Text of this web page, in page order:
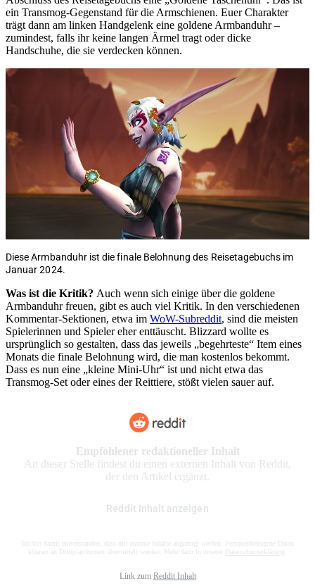
ein Transmog-Gegenstand für die Armschienen. Euer Charakter
trägt dann am linken Handgelenk eine goldene Armbanduhr –
zumindest, falls ihr keine langen Ärmel tragt oder dicke
Handschuhe, die sie verdecken können.
Diese Armbanduhr ist die finale Belohnung des Reisetagebuchs im
Januar 2024.
Was ist die Kritik? Auch wenn sich einige über die goldene
Armbanduhr freuen, gibt es auch viel Kritik. In den verschiedenen
Kommentar-Sektionen, etwa im WoW-Subreddit, sind die meisten
Spielerinnen und Spieler eher enttäuscht. Blizzard wollte es
ursprünglich so gestalten, dass das jeweils „begehrteste“ Item eines
Monats die finale Belohnung wird, die man kostenlos bekommt.
Dass es nun eine „kleine Mini-Uhr“ ist und nicht etwa das
Transmog-Set oder eines der Reittiere, stößt vielen sauer auf.
Empfohlener redaktioneller Inhalt
An dieser Stelle findest du einen externen Inhalt von Reddit,
der den Artikel ergänzt.
Reddit Inhalt anzeigen
Ich bin damit einverstanden, dass mir externe Inhalte angezeigt werden. Personenbezogene Daten
können an Drittplattformen übermittelt werden. Mehr dazu in unserer Datenschutzerklärung
Link zum Reddit Inhalt